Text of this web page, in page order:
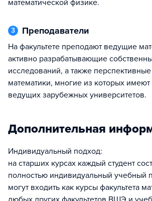
математической физике.
3 Преподаватели
На факультете преподают ведущие математики Москвы,
активно разрабатывающие
исследований, а также
математики, многие из которых имеют
ведущих зарубежных университетов.
Дополнительная
Индивидуальный подход:
на старших курсах каждый студент
полностью индивидуальный учебный
могут входить как курсы факультета